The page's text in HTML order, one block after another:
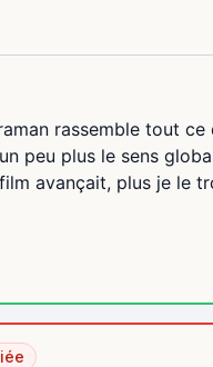
rassemble tout
peu plus le sens
avançait, plus je le